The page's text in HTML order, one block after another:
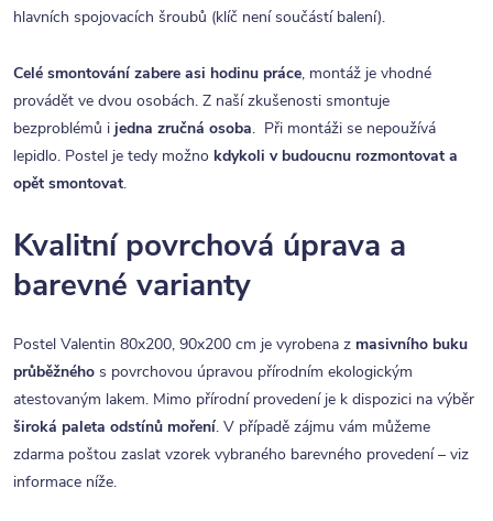
hlavních spojovacích šroubů (klíč není součástí balení).
Celé smontování zabere asi hodinu práce, montáž je vhodné
provádět ve dvou osobách. Z naší zkušenosti smontuje
bezproblémů i jedna zručná osoba. Při montáži se nepoužívá
lepidlo. Postel je tedy možno kdykoli v budoucnu rozmontovat a
opět smontovat.
Kvalitní povrchová úprava a
barevné varianty
Postel Valentin 80x200, 90x200 cm je vyrobena z masivního buku
průběžného s povrchovou úpravou přírodním ekologickým
atestovaným lakem. Mimo přírodní provedení je k dispozici na výběr
široká paleta odstínů moření. V případě zájmu vám můžeme
zdarma poštou zaslat vzorek vybraného barevného provedení – viz
informace níže.